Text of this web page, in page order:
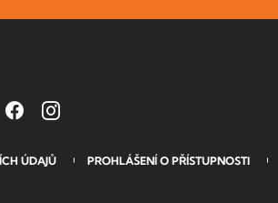
ÚDAJŮ PROHLÁŠENÍ O PŘÍSTUPNOSTI